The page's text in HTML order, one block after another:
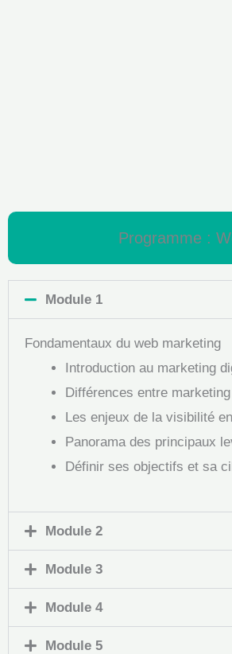
Programme :
Module 1
Fondamentaux du web marketing
Introduction au marketing
Différences entre
Les enjeux de la visibilité
Panorama des principaux
Définir ses objectifs et sa
Module 2
Module 3
Module 4
Module 5